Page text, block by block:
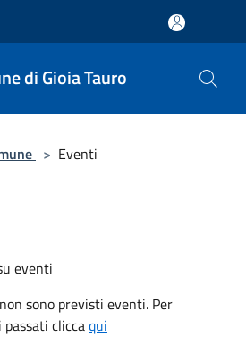
di Gioia Tauro
> Eventi
eventi
sono previsti eventi. Per
cliccaqui